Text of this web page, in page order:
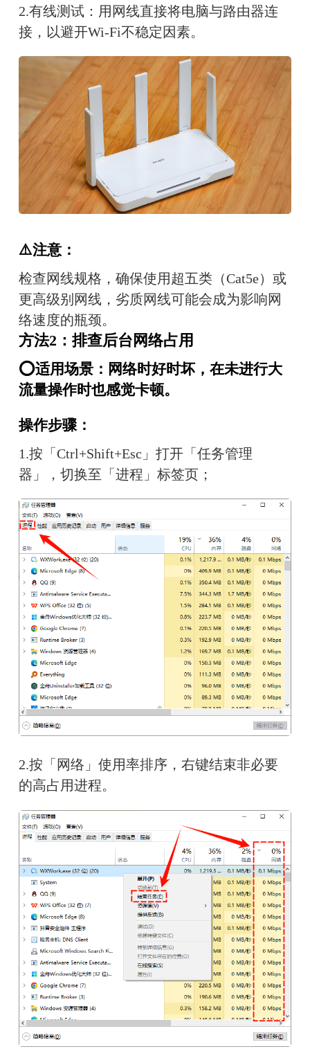
2.有线测试：用网线直接将电脑与路由器连
接，以避开Wi-Fi不稳定因素。
⚠️注意：
检查网线规格，确保使用超五类（Cat5e）或
更高级别网线，劣质网线可能会成为影响网
络速度的瓶颈。
方法2：排查后台网络占用
⭕适用场景：网络时好时坏，在未进行大
流量操作时也感觉卡顿。
操作步骤：
1.按「Ctrl+Shift+Esc」打开「任务管理
器」，切换至「进程」标签页；
2.按「网络」使用率排序，右键结束非必要
的高占用进程。